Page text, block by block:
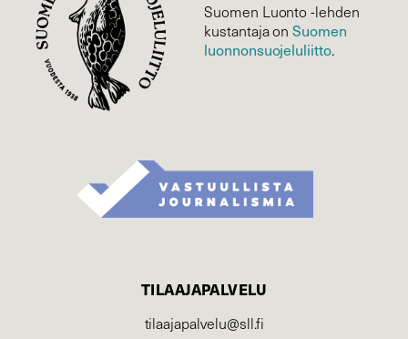
Suomen Luonto -lehden
kustantaja onSuomen
luonnonsuojelu­liitto.
TILAAJAPALVELU
tilaajapalvelu@sll.fi